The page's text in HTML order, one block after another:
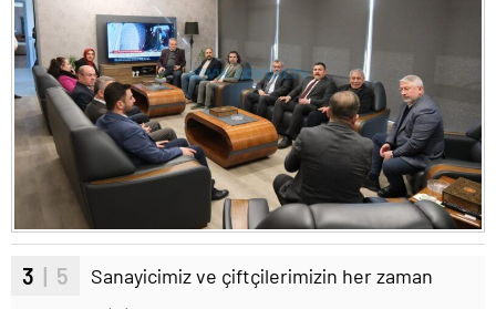
3 | 5
Sanayicimiz ve çiftçilerimizin her zaman